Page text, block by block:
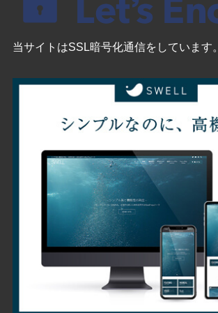
当サイトはSSL暗号化通信をしています。